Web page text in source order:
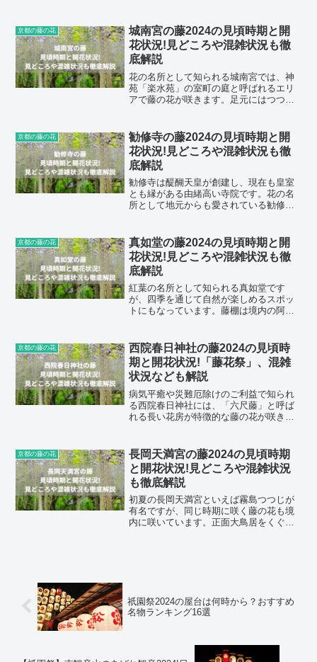
る下り藤はノダフジと呼ばれる種類の花
房が長い藤で、阿字池のほと...
京都の藤の花
城南宮の藤2024の見頃時期と開
花状況!見どころや混雑状況も徹
底解説
花の名所として知られる城南宮では、神
苑「楽水苑」の室町の庭と呼ばれるエリ
アで藤の花が咲きます。足元にはつつじ
よ。毎年5月上旬には藤の巫女神楽の奉納
もあります。この記事では...
京都の藤の花
勧修寺の藤2024の見頃時期と開
花状況!見どころや混雑状況も徹
底解説
勧修寺は醍醐天皇が創建し、現在も皇室
とも縁がある由緒高い寺院です。花の名
所として地元からも愛されている勧修寺
の藤の見頃時期と開花状況、見どころや
混雑状況などをご紹介し...
京都の藤の花
真如堂の藤2024の見頃時期と開
花状況!見どころや混雑状況も徹
底解説
紅葉の名所として知られる真如堂です
が、四季を通じて自然が楽しめるスポッ
トにもなっています。藤棚は境内の阿弥
年4月下旬から5月上旬が見頃ですよ。こ
の記事では真如堂の藤の...
京都の藤の花
西院春日神社の藤2024の見頃時
期と開花状況!「藤花祭」、混雑
状況なども解説
病気平癒や災難厄除けのご利益で知られ
る西院春日神社には、「六尺藤」と呼ば
れる長い花房が特徴的な藤の花が咲きま
よ。この記事では西院春日神社の藤の見
ごろやライトアップの...
京都の藤の花
長岡天満宮の藤2024の見頃時期
と開花状況!見どころや混雑状況
も徹底解説
初夏の長岡天満宮といえば霧島つつじが
有名ですが、同じ時期に咲く藤の花も境
内に咲いています。正面大鳥居をくぐり
祇園祭2024の屋台は何時から？おすすめ
名物ランキング16選